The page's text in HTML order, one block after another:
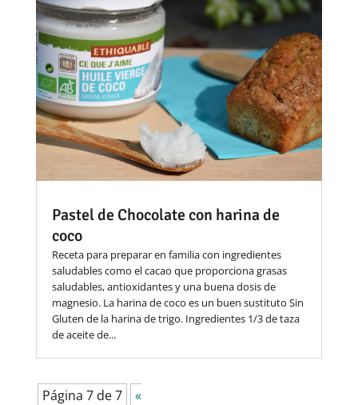
Pastel de Chocolate con harina de
coco
Receta para preparar en familia con ingredientes
saludables como el cacao que proporciona grasas
saludables, antioxidantes y una buena dosis de
magnesio. La harina de coco es un buen sustituto Sin
Gluten de la harina de trigo. Ingredientes 1/3 de taza
de aceite de...
Página 7 de 7
«